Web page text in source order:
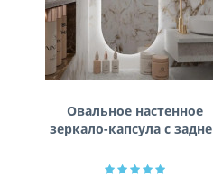
Овальное настенное
зеркало-капсула с
Мэриэнн